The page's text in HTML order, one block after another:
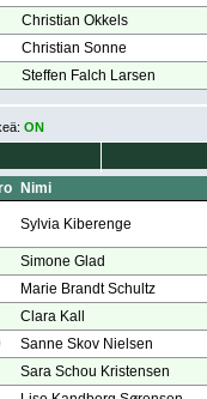
Christian Okkels
Christian Sonne
Steffen Falch Larsen
ON
Nimi
Sylvia Kiberenge
Simone Glad
Marie Brandt Schultz
Clara Kall
Sanne Skov Nielsen
Sara Schou Kristensen